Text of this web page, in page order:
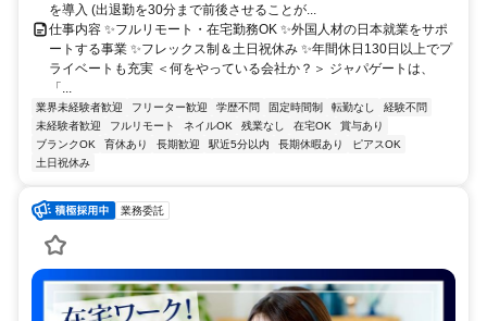
を導入 (出退勤を30分まで前後させることが...
仕事内容 ✨フルリモート・在宅勤務OK ✨外国人材の日本就業をサポ
ートする事業 ✨フレックス制＆土日祝休み ✨年間休日130日以上でプ
ライベートも充実 ＜何をやっている会社か？＞ ジャパゲートは、
「...
業界未経験者歓迎 フリーター歓迎 学歴不問 固定時間制 転勤なし
経験不問
未経験者歓迎
フルリモート ネイルOK 残業なし 在宅OK
賞与あり
ブランクOK
育休あり 長期歓迎 駅近5分以内 長期休暇あり
ピアスOK
土日祝休み
業務委託